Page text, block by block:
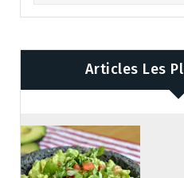
Articles Les